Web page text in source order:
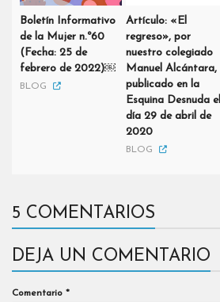
Boletín Informativo
de la Mujer n.º60
(Fecha: 25 de
febrero de 2022)￼
BLOG
Artículo: «El
regreso», por
nuestro colegiado
Manuel Alcántara,
publicado en la
Esquina Desnuda el
día 29 de abril de
2020
BLOG
5 COMENTARIOS
DEJA UN COMENTARIO
Comentario *